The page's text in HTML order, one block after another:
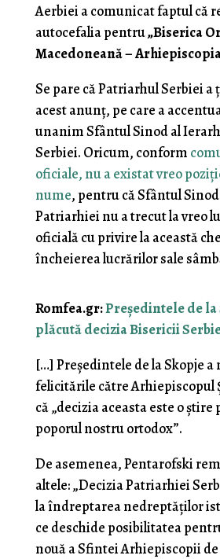
Aerbiei a comunicat faptul că
autocefalia pentru„Biserica
Macedoneană –
Se pare că Patriarhul Serbiei
acest anunț, pe care a
unanim Sfântul Sinod al
Serbiei. Oricum, conform
oficiale, nu a existat vreo
nume, pentru că Sfântul
Patriarhiei nu a trecut la vreo
oficială cu privire la această
încheierea lucrărilor sale
Romfea.gr:Președintele de la
plăcută decizia Bisericii
[…] Președintele de la Skopje
felicitările către Arhiepiscopul
că „decizia aceasta este o
poporul nostru ortodox”.
De asemenea, Pentarofski
altele: „Decizia Patriarhiei
la îndreptarea nedreptăților
ce deschide posibilitatea
nouă a Sfintei Arhiepiscopii de